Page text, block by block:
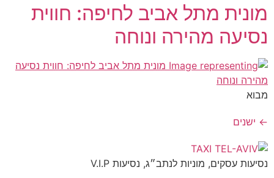
מונית מתל אביב לחיפה: חווית
נסיעה מהירה ונוחה
מבוא
← ישנים
נסיעות עסקים, מוניות לנתב״ג, נסיעות V.I.P